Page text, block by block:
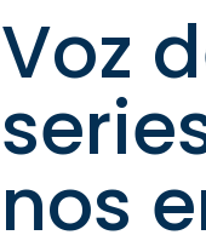
Voz
nos